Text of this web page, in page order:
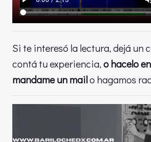
Si te interesó la lectura, dejá un
contá tu experiencia,o hacelo
mandame un mailo hagamos